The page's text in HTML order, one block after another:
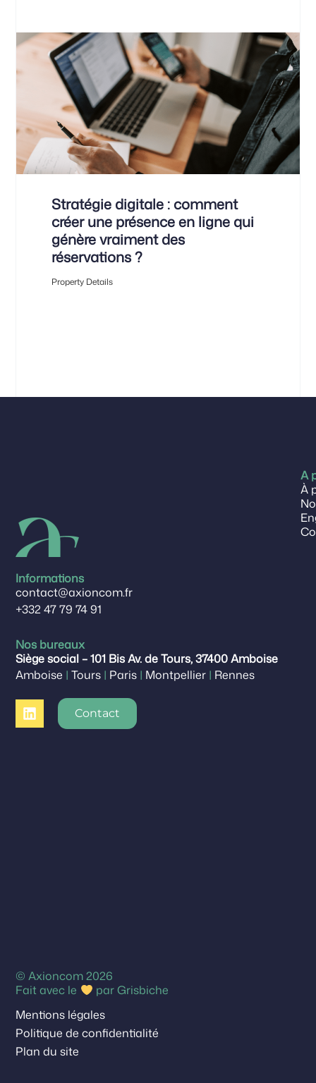
Stratégie digitale : comment
créer une présence en ligne qui
génère vraiment des
réservations ?
Property Details
Informations
contact@axioncom.fr
+332 47 79 74 91
Nos bureaux
Siège social – 101 Bis Av. de Tours, 37400 Amboise
Amboise | Tours | Paris | Montpellier | Rennes
Contact
A
À
© Axioncom 2026
Fait avec le
parGrisbiche
Mentions légales
Politique de confidentialité
Plan du site